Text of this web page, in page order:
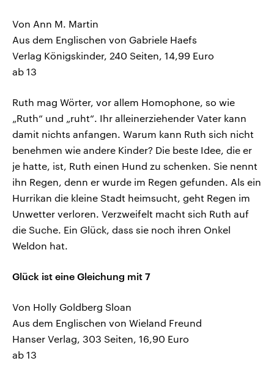
Von Ann M. Martin
Aus dem Englischen von Gabriele Haefs
Verlag Königskinder, 240 Seiten, 14,99 Euro
ab 13
Ruth mag Wörter, vor allem Homophone, so wie
„Ruth“ und „ruht“. Ihr alleinerziehender Vater kann
damit nichts anfangen. Warum kann Ruth sich nicht
benehmen wie andere Kinder? Die beste Idee, die er
je hatte, ist, Ruth einen Hund zu schenken. Sie nennt
ihn Regen, denn er wurde im Regen gefunden. Als ein
Hurrikan die kleine Stadt heimsucht, geht Regen im
Unwetter verloren. Verzweifelt macht sich Ruth auf
die Suche. Ein Glück, dass sie noch ihren Onkel
Weldon hat.
Glück ist eine Gleichung mit 7
Von Holly Goldberg Sloan
Aus dem Englischen von Wieland Freund
Hanser Verlag, 303 Seiten, 16,90 Euro
ab 13